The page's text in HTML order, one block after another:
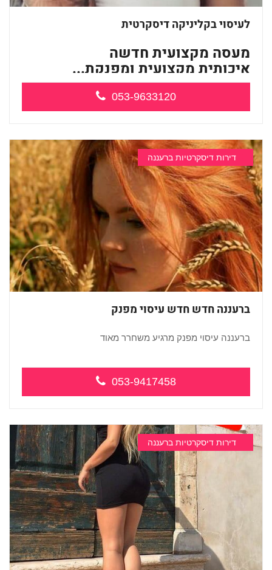
לעיסוי בקליניקה דיסקרטית
מעסה מקצועית חדשה
איכותית מקצועית ומפנקת...
053-9633120
דירות דיסקרטיות ברעננה
ברעננה חדש חדש עיסוי מפנק
ברעננה עיסוי מפנק מרגיע משחרר מאוד
053-9417458
דירות דיסקרטיות ברעננה